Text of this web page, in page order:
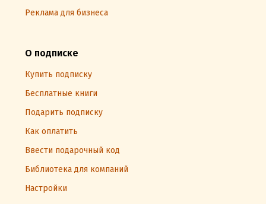
Реклама для бизнеса
О подписке
Купить подписку
Бесплатные книги
Подарить подписку
Как оплатить
Ввести подарочный код
Библиотека для компаний
Настройки